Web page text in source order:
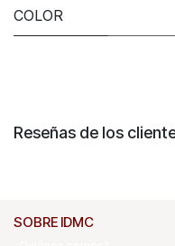
COLOR
Reseñas de los
SOBRE IDMC